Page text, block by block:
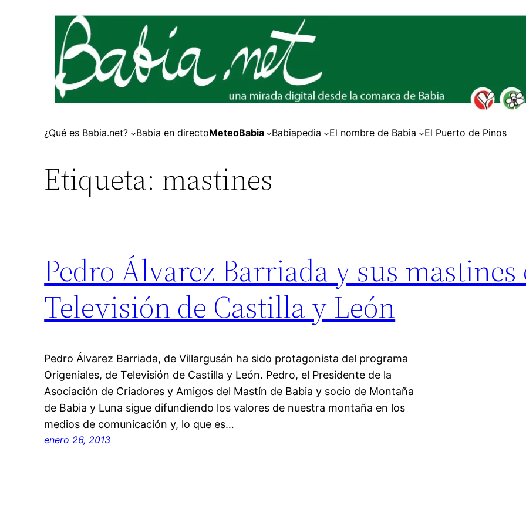
¿Qué es Babia.net? Babia en directoMeteoBabia Babiapedia El nombre de Babia El Puerto de Pinos
Etiqueta: mastines
Pedro Álvarez Barriada y sus mastines
Televisión de Castilla y León
Pedro Álvarez Barriada, de Villargusán ha sido protagonista del programa
Origeniales, de Televisión de Castilla y León. Pedro, el Presidente de la
Asociación de Criadores y Amigos del Mastín de Babia y socio de Montaña
de Babia y Luna sigue difundiendo los valores de nuestra montaña en los
medios de comunicación y, lo que es…
enero 26, 2013